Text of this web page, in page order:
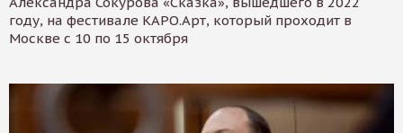
году, на фестивале КАРО.Арт, который проходит в
Москве с 10 по 15 октября